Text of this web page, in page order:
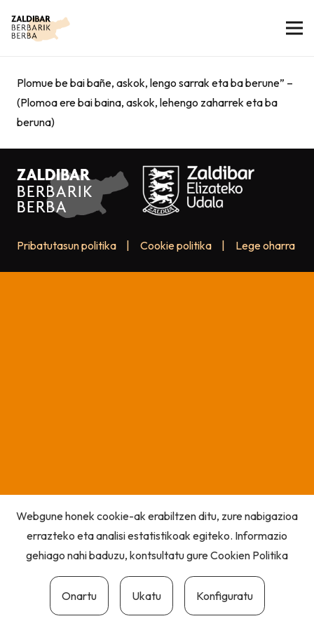
Plomue be bai bañe, askok, lengo sarrak eta ba berune” –
(Plomoa ere bai baina, askok, lehengo zaharrek eta ba
beruna)
Pribatutasun politika Cookie politika Lege oharra
Webgune honek cookie-ak erabiltzen ditu, zure nabigazioa
errazteko eta analisi estatistikoak egiteko. Informazio
gehiago nahi baduzu, kontsultatu gureCookien Politika
Onartu Ukatu Konfiguratu